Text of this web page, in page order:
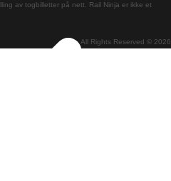
Prague Tog
All Rights Reserved © 2026
av togbilletter på nett. Rail Ninja er ikke et